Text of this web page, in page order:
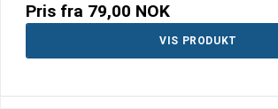
Pris fra 79,00 NOK
VIS PRODUKT